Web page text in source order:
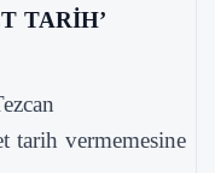
TARİH’
tarih vermemesine